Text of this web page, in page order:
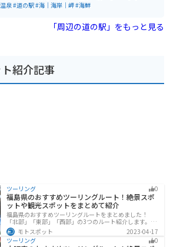
公園や温泉施設など、観光スポットも点在していま
す。垂水市はカンパチの養殖日本一の為、レストラン
泉#道の駅#海｜海岸｜岬#海鮮
「周辺の道の駅」をもっと見る
紹介記事
ツーリング 0
福島県のおすすめツーリングルート！絶景スポ
ットや観光スポットをまとめて紹介
福島県のおすすめツーリングルートをまとめました！
「北部」「東部」「西部」の3つのルート紹介します。内
陸部には山々が連なり、海岸線は太平洋に面してるので
観光スポットが多数あります。バイクで福島県にツーリ
ングに行く際は参考にしてください。
モトスポット
2023-04-17
ツーリング
0